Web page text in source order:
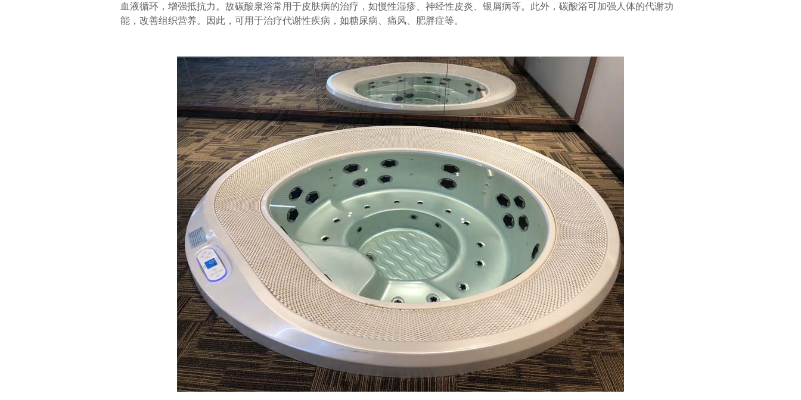
血液循环，增强抵抗力。故碳酸泉浴常用于皮肤病的治疗，如慢性湿疹、神经性皮炎、银屑病等。此外，碳酸浴可加强人体的代谢功
能，改善组织营养。因此，可用于治疗代谢性疾病，如糖尿病、痛风、肥胖症等。